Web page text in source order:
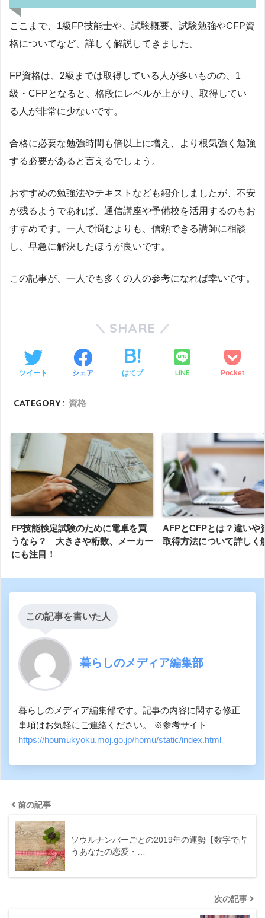
ここまで、1級FP技能士や、試験概要、試験勉強やCFP資
格についてなど、詳しく解説してきました。
FP資格は、2級までは取得している人が多いものの、1
級・CFPとなると、格段にレベルが上がり、取得してい
る人が非常に少ないです。
合格に必要な勉強時間も倍以上に増え、より根気強く勉強
する必要があると言えるでしょう。
おすすめの勉強法やテキストなども紹介しましたが、不安
が残るようであれば、通信講座や予備校を活用するのもお
すすめです。一人で悩むよりも、信頼できる講師に相談
し、早急に解決したほうが良いです。
この記事が、一人でも多くの人の参考になれば幸いです。
SHARE
ツイート シェア はてブ LINE Pocket
CATEGORY : 資格
FP技能検定試験のために電卓を買
うなら？ 大きさや桁数、メーカー
にも注目！
AFPとCFPとは？違いや
取得方法について詳しく
この記事を書いた人
暮らしのメディア編集部
暮らしのメディア編集部です。記事の内容に関する修正
事項はお気軽にご連絡ください。 ※参考サイト
https://houmukyoku.moj.go.jp/homu/static/index.html
前の記事
ソウルナンバーごとの2019年の運勢【数字で占
うあなたの恋愛・…
次の記事